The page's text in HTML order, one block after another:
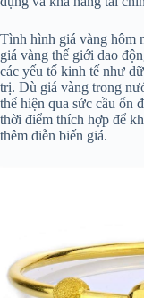
Tình hình giá vàng hôm
giá vàng thế giới dao
các yếu tố kinh tế như
trị. Dù giá vàng trong
thể hiện qua sức cầu ổn
thời điểm thích hợp để
thêm diễn biến giá.